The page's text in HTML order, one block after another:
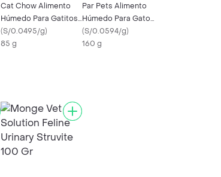
Cat Chow Alimento
Húmedo Para Gatitos
Pollo 85 Gr
(S/0.0495/g)
85 g
Par Pets Alimento
Húmedo Para Gato
Paté De Pollo Y Arveja
160 Gr
(S/0.0594/g)
160 g